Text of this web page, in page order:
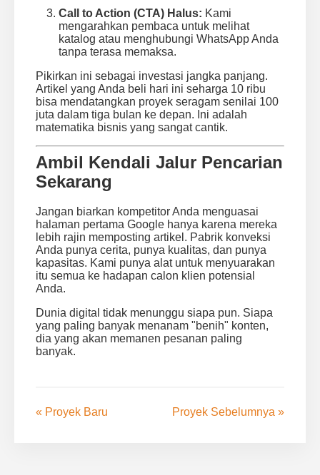
Call to Action (CTA) Halus: Kami
mengarahkan pembaca untuk melihat
katalog atau menghubungi WhatsApp Anda
tanpa terasa memaksa.
Pikirkan ini sebagai investasi jangka panjang.
Artikel yang Anda beli hari ini seharga 10 ribu
bisa mendatangkan proyek seragam senilai 100
juta dalam tiga bulan ke depan. Ini adalah
matematika bisnis yang sangat cantik.
Ambil Kendali Jalur Pencarian
Sekarang
Jangan biarkan kompetitor Anda menguasai
halaman pertama Google hanya karena mereka
lebih rajin memposting artikel. Pabrik konveksi
Anda punya cerita, punya kualitas, dan punya
kapasitas. Kami punya alat untuk menyuarakan
itu semua ke hadapan calon klien potensial
Anda.
Dunia digital tidak menunggu siapa pun. Siapa
yang paling banyak menanam "benih" konten,
dia yang akan memanen pesanan paling
banyak.
« Proyek Baru Proyek Sebelumnya »